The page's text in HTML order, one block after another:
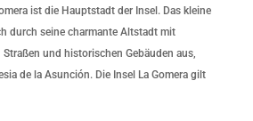
ist die Hauptstadt der Insel. Das kleine
durch seine charmante Altstadt mit
und historischen Gebäuden aus,
de la Asunción. Die Insel La Gomera gilt